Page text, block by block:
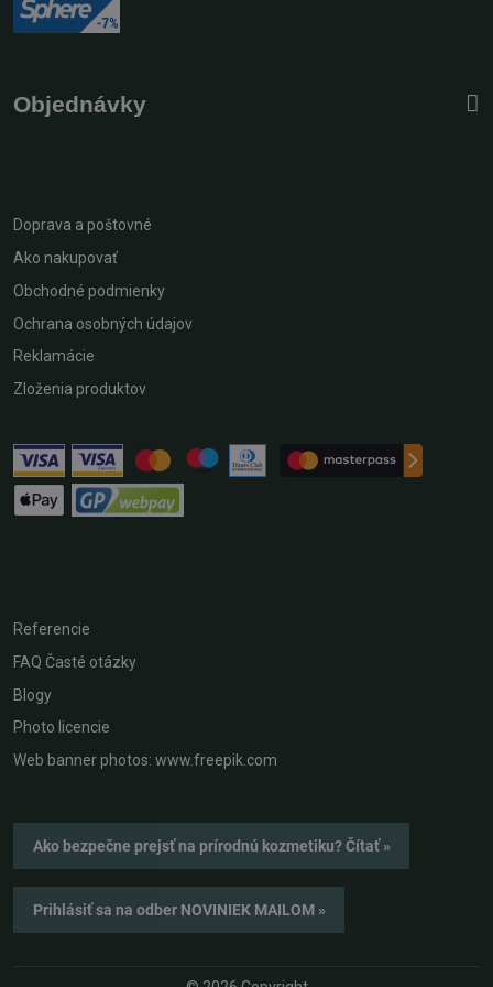
Objednávky
Doprava a poštovné
Ako nakupovať
Obchodné podmienky
Ochrana osobných údajov
Reklamácie
Zloženia produktov
Referencie
FAQ Časté otázky
Blogy
Photo licencie
Web banner photos: www.freepik.com
Ako bezpečne prejsť na prírodnú kozmetiku? Čítať »
Prihlásiť sa na odber NOVINIEK MAILOM »